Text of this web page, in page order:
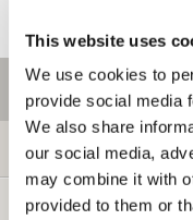
This website uses
We use cookies to
provide social media
We also share
our social media,
may combine it with
provided to them or
ご利用情報
初めての方へ
ご利用ガイド